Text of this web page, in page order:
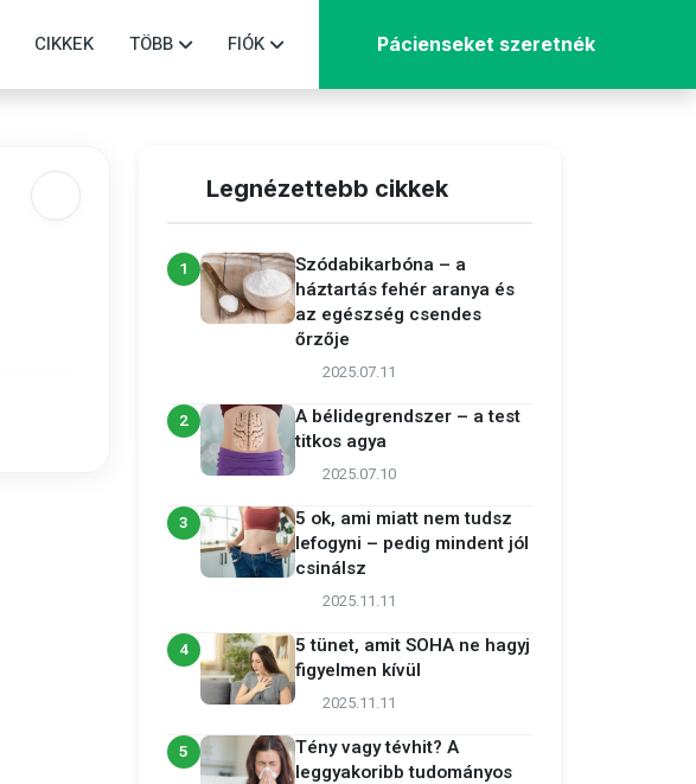
CIKKEK TÖBB FIÓK Pácienseket szeretnék
Legnézettebb cikkek
1
Szódabikarbóna – a
háztartás fehér aranya és
az egészség csendes
őrzője
2025.07.11
2
A bélidegrendszer – a test
titkos agya
2025.07.10
3
5 ok, ami miatt nem tudsz
lefogyni – pedig mindent jól
csinálsz
2025.11.11
4
5 tünet, amit SOHA ne hagyj
figyelmen kívül
2025.11.11
5
Tény vagy tévhit? A
leggyakoribb tudományos